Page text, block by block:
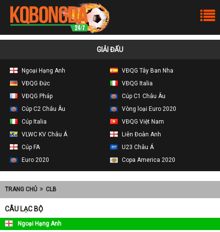
GIẢI ĐẤU
Ngoại Hạng Anh
VĐQG Tây Ban Nha
VĐQG Đức
VĐQG Italia
VĐQG Pháp
Cúp C1 Châu Âu
Cúp C2 Châu Âu
Vòng loại Euro 2020
Cúp Italia
VĐQG Việt Nam
VLWC KV Châu Á
Liên Đoàn Anh
Cúp FA
U23 Châu Á
Euro 2020
Copa America 2020
TRANG CHỦ CLB
CÂU LẠC BỘ
Ngoại Hạng Anh